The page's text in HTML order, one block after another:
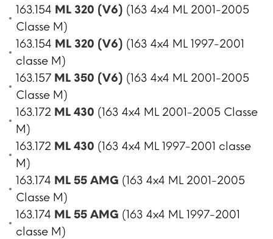
163.154 ML 320 (V6) (163 4x4 ML 2001-2005
Classe M)
163.154 ML 320 (V6) (163 4x4 ML 1997-2001
classe M)
163.157 ML 350 (V6) (163 4x4 ML 2001-2005
Classe M)
163.172 ML 430 (163 4x4 ML 2001-2005 Classe
M)
163.172 ML 430 (163 4x4 ML 1997-2001 classe
M)
163.174 ML 55 AMG (163 4x4 ML 2001-2005
Classe M)
163.174 ML 55 AMG (163 4x4 ML 1997-2001
classe M)